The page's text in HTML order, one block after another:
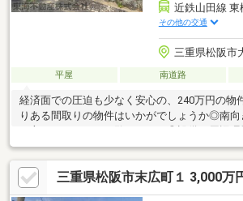
近鉄山田線 東
その他の交通
三重県松阪市
平屋 南道路
経済面での圧迫も少なく安心の、240万円の物
りある間取りの物件はいかがでしょうか◎南向
古戸建てはいかがでしょうか◎南向きの物件
す◎建物面積が67.07㎡でスペースが十分のフ
めの物件です◎駅の近くに立地する、徒歩2分
(*^_^*)
三重県松阪市末広町１ 3,000万